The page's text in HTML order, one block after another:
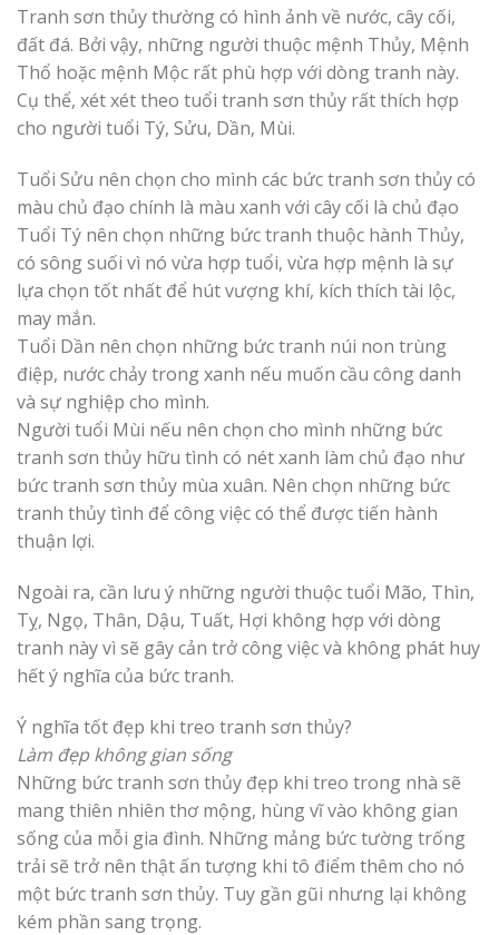
Tranh sơn thủy thường có hình ảnh về nước, cây cối,
đất đá. Bởi vậy, những người thuộc mệnh Thủy, Mệnh
Thổ hoặc mệnh Mộc rất phù hợp với dòng tranh này.
Cụ thể, xét xét theo tuổi tranh sơn thủy rất thích hợp
cho người tuổi Tý, Sửu, Dần, Mùi.
Tuổi Sửu nên chọn cho mình các bức tranh sơn thủy có
màu chủ đạo chính là màu xanh với cây cối là chủ đạo
Tuổi Tý nên chọn những bức tranh thuộc hành Thủy,
có sông suối vì nó vừa hợp tuổi, vừa hợp mệnh là sự
lựa chọn tốt nhất để hút vượng khí, kích thích tài lộc,
may mắn.
Tuổi Dần nên chọn những bức tranh núi non trùng
điệp, nước chảy trong xanh nếu muốn cầu công danh
và sự nghiệp cho mình.
Người tuổi Mùi nếu nên chọn cho mình những bức
tranh sơn thủy hữu tình có nét xanh làm chủ đạo như
bức tranh sơn thủy mùa xuân. Nên chọn những bức
tranh thủy tình để công việc có thể được tiến hành
thuận lợi.
Ngoài ra, cần lưu ý những người thuộc tuổi Mão, Thìn,
Tỵ, Ngọ, Thân, Dậu, Tuất, Hợi không hợp với dòng
tranh này vì sẽ gây cản trở công việc và không phát huy
hết ý nghĩa của bức tranh.
Ý nghĩa tốt đẹp khi treo tranh sơn thủy?
Làm đẹp không gian sống
Những bức tranh sơn thủy đẹp khi treo trong nhà sẽ
mang thiên nhiên thơ mộng, hùng vĩ vào không gian
sống của mỗi gia đình. Những mảng bức tường trống
trải sẽ trở nên thật ấn tượng khi tô điểm thêm cho nó
một bức tranh sơn thủy. Tuy gần gũi nhưng lại không
kém phần sang trọng.